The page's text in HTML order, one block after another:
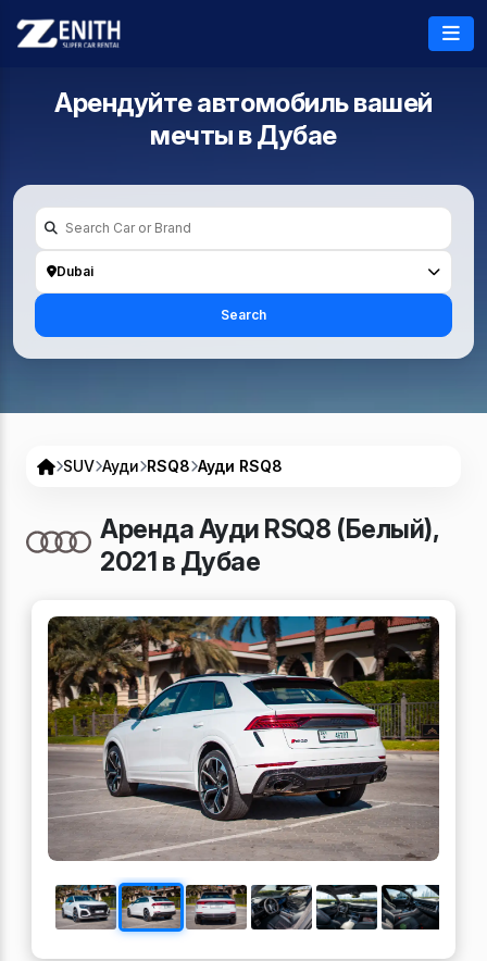
Арендуйте автомобиль вашей
мечты вДубае
Dubai
Search
SUV Ауди RSQ8 Ауди RSQ8
Аренда Ауди RSQ8 (Белый),
2021 в Дубае